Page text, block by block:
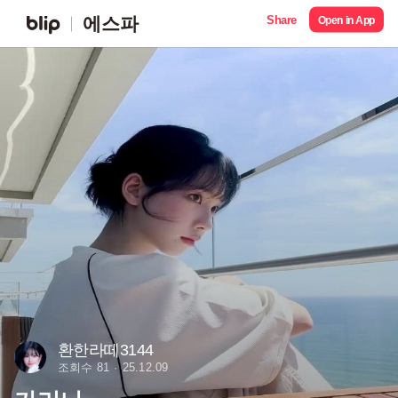
에스파 Share Open in App
환한라떼3144
조회수 81 25.12.09